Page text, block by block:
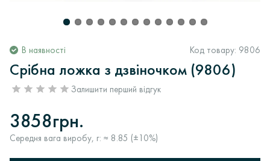
В наявності Код товару: 9806
Срібна ложка з дзвіночком (9806)
Залишити перший відгук
3858грн.
Середня вага виробу, г: ≈ 8.85 (±10%)